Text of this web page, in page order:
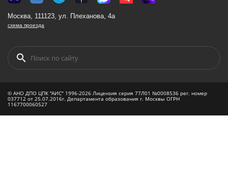
Москва, 111123, ул. Плеханова, 4а
схема проезда
© АНО ДПО ЦПК "АИС" 1996-2026 Лицензия серия 77Л01 №0008536 рег. номер
037712 от 25.07.2016г. Департамента образования г. Москвы ОГРН
1167700060527